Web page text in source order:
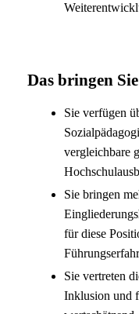
Das bringen
Sie verfügen
vergleichbare
Sie bringen
für diese
Sie vertreten
Inklusion und